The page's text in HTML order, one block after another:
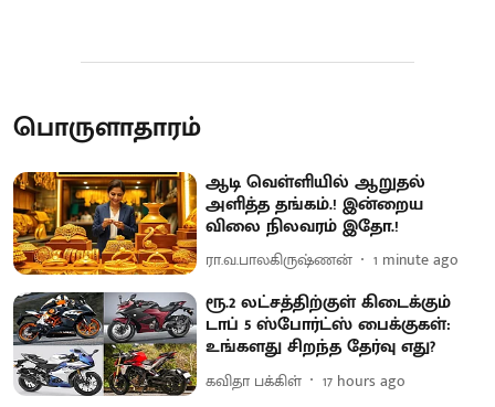
பொருளாதாரம்
ஆடி வெள்ளியில் ஆறுதல்
அளித்த தங்கம்.! இன்றைய
விலை நிலவரம் இதோ.!
ரா.வ.பாலகிருஷ்ணன் 1 minute ago
ரூ.2 லட்சத்திற்குள் கிடைக்கும்
டாப் 5 ஸ்போர்ட்ஸ் பைக்குகள்:
உங்களது சிறந்த தேர்வு எது?
கவிதா பக்கிள் 17 hours ago